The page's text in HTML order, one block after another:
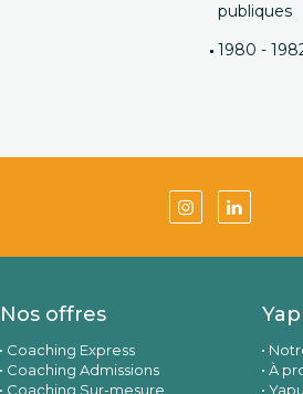
publiques
1980 -
Nos offres
Coaching Express
Coaching Admissions
Coaching Sur-mesure
À